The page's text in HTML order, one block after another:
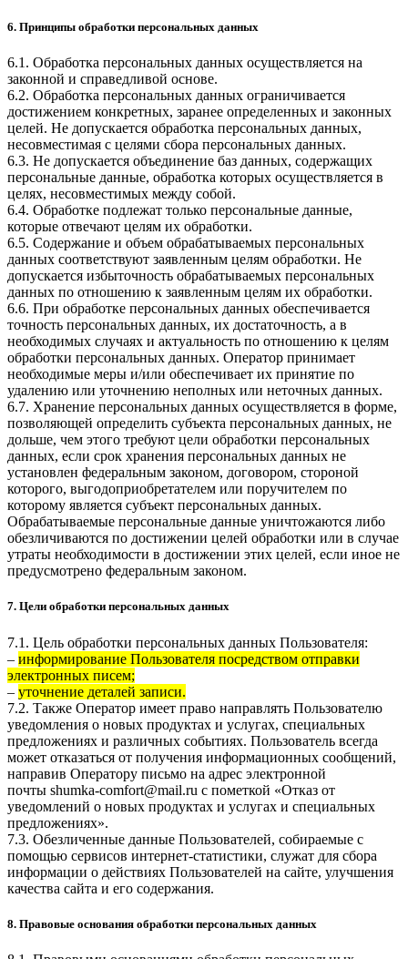
6. Принципы обработки персональных данных
6.1. Обработка персональных данных осуществляется на
законной и справедливой основе.
6.2. Обработка персональных данных ограничивается
достижением конкретных, заранее определенных и законных
целей. Не допускается обработка персональных данных,
несовместимая с целями сбора персональных данных.
6.3. Не допускается объединение баз данных, содержащих
персональные данные, обработка которых осуществляется в
целях, несовместимых между собой.
6.4. Обработке подлежат только персональные данные,
которые отвечают целям их обработки.
6.5. Содержание и объем обрабатываемых персональных
данных соответствуют заявленным целям обработки. Не
допускается избыточность обрабатываемых персональных
данных по отношению к заявленным целям их обработки.
6.6. При обработке персональных данных обеспечивается
точность персональных данных, их достаточность, а в
необходимых случаях и актуальность по отношению к целям
обработки персональных данных. Оператор принимает
необходимые меры и/или обеспечивает их принятие по
удалению или уточнению неполных или неточных данных.
6.7. Хранение персональных данных осуществляется в форме,
позволяющей определить субъекта персональных данных, не
дольше, чем этого требуют цели обработки персональных
данных, если срок хранения персональных данных не
установлен федеральным законом, договором, стороной
которого, выгодоприобретателем или поручителем по
которому является субъект персональных данных.
Обрабатываемые персональные данные уничтожаются либо
обезличиваются по достижении целей обработки или в случае
утраты необходимости в достижении этих целей, если иное не
предусмотрено федеральным законом.
7. Цели обработки персональных данных
7.1. Цель обработки персональных данных Пользователя:
– информирование Пользователя посредством отправки
электронных писем;
– уточнение деталей записи.
7.2. Также Оператор имеет право направлять Пользователю
уведомления о новых продуктах и услугах, специальных
предложениях и различных событиях. Пользователь всегда
может отказаться от получения информационных сообщений,
направив Оператору письмо на адрес электронной
почты shumka-comfort@mail.ru с пометкой «Отказ от
уведомлений о новых продуктах и услугах и специальных
предложениях».
7.3. Обезличенные данные Пользователей, собираемые с
помощью сервисов интернет-статистики, служат для сбора
информации о действиях Пользователей на сайте, улучшения
качества сайта и его содержания.
8. Правовые основания обработки персональных данных